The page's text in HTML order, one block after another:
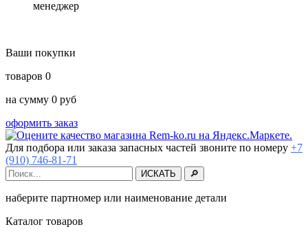
менеджер
Ваши покупки
товаров 0
на сумму 0 руб
оформить заказ
Для подбора или заказа запасных частей звоните по номеру +7
(910) 746-81-71
наберите партномер или наименование детали
Каталог товаров